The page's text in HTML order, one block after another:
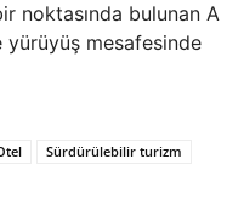
noktasında bulunan A
mesafesinde
Sürdürülebilir turizm